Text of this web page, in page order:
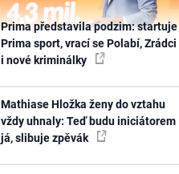
Prima představila podzim: startuje
Prima sport, vrací se Polabí, Zrádci
i nové kriminálky
Mathiase Hložka ženy do vztahu
vždy uhnaly: Teď budu iniciátorem
já, slibuje zpěvák